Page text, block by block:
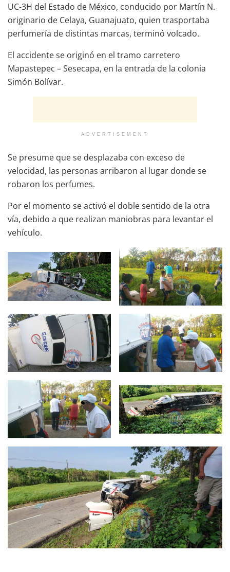
UC-3H del Estado de México, conducido por Martín N.
originario de Celaya, Guanajuato, quien trasportaba
perfumería de distintas marcas, terminó volcado.
El accidente se originó en el tramo carretero
Mapastepec – Sesecapa, en la entrada de la colonia
Simón Bolívar.
ADVERTISEMENT
Se presume que se desplazaba con exceso de
velocidad, las personas arribaron al lugar donde se
robaron los perfumes.
Por el momento se activó el doble sentido de la otra
vía, debido a que realizan maniobras para levantar el
vehículo.